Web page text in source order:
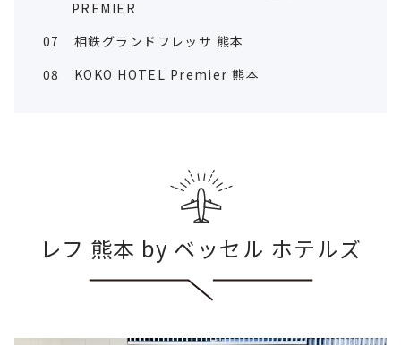
PREMIER
07
相鉄グランドフレッサ 熊本
08
KOKO HOTEL Premier 熊本
レフ 熊本 by ベッセル ホテルズ